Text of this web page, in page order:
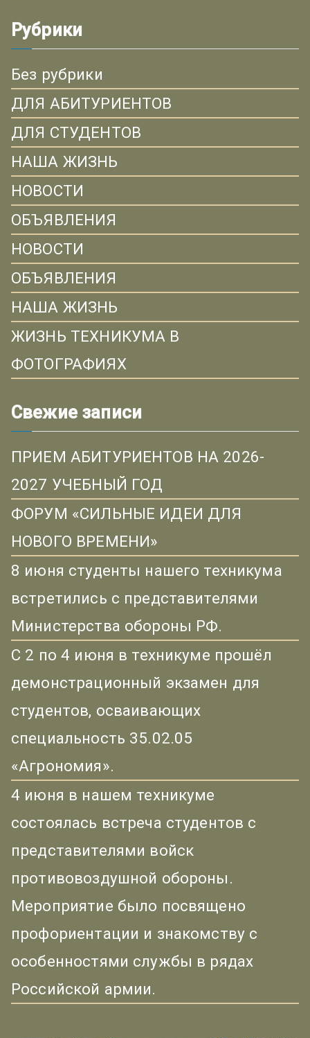
Рубрики
Без рубрики
ДЛЯ АБИТУРИЕНТОВ
ДЛЯ СТУДЕНТОВ
НАША ЖИЗНЬ
НОВОСТИ
ОБЪЯВЛЕНИЯ
НОВОСТИ
ОБЪЯВЛЕНИЯ
НАША ЖИЗНЬ
ЖИЗНЬ ТЕХНИКУМА В
ФОТОГРАФИЯХ
Свежие записи
ПРИЕМ АБИТУРИЕНТОВ НА 2026-
2027 УЧЕБНЫЙ ГОД
ФОРУМ «СИЛЬНЫЕ ИДЕИ ДЛЯ
НОВОГО ВРЕМЕНИ»
8 июня студенты нашего техникума
встретились с представителями
Министерства обороны РФ.
С 2 по 4 июня в техникуме прошёл
демонстрационный экзамен для
студентов, осваивающих
специальность 35.02.05
«Агрономия».
4 июня в нашем техникуме
состоялась встреча студентов с
представителями войск
противовоздушной обороны.
Мероприятие было посвящено
профориентации и знакомству с
особенностями службы в рядах
Российской армии.